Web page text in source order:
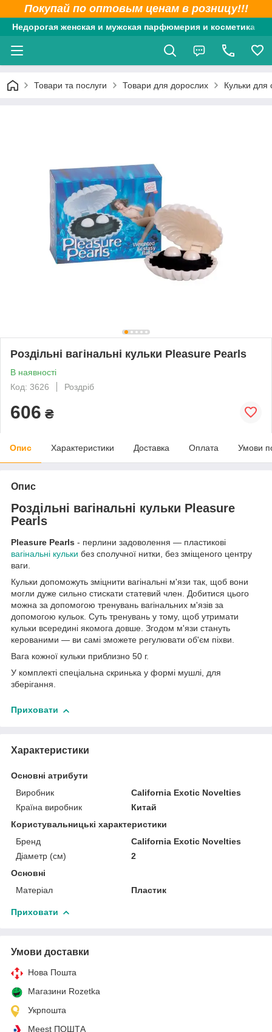
Покупай по оптовым ценам в розницу!!!
Недорогая женская и мужская парфюмерия и косметика
Товари та послуги Товари для дорослих Кульки для
Роздільні вагінальні кульки Pleasure Pearls
В наявності
Код: 3626
Роздріб
606 ₴
Опис Характеристики Доставка Оплата Умови
Опис
Роздільні вагінальні кульки Pleasure
Pearls
Pleasure Pearls - перлини задоволення — пластикові
вагінальні кульки без сполучної нитки, без зміщеного центру
ваги.
Кульки допоможуть зміцнити вагінальні м'язи так, щоб вони
могли дуже сильно стискати статевий член. Добитися цього
можна за допомогою тренувань вагінальних м'язів за
допомогою кульок. Суть тренувань у тому, щоб утримати
кульки всередині якомога довше. Згодом м'язи стануть
керованими — ви самі зможете регулювати об'єм піхви.
Вага кожної кульки приблизно 50 г.
У комплекті спеціальна скринька у формі мушлі, для
зберігання.
Приховати
Характеристики
Основні атрибути
Виробник
California Exotic Novelties
Країна виробник
Китай
Користувальницькі характеристики
Бренд
California Exotic Novelties
Діаметр (см)
2
Основні
Матеріал
Пластик
Приховати
Умови доставки
Нова Пошта
Магазини Rozetka
Укрпошта
Meest ПОШТА